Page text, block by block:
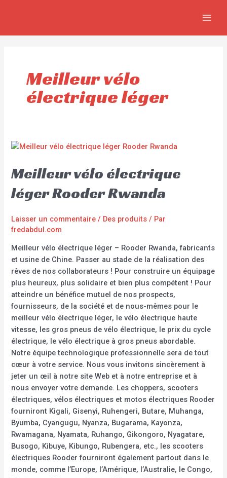
Meilleur vélo
électrique léger
Meilleur vélo électrique
léger Rooder Rwanda
Laisser un commentaire / Des produits / Par
fredabdul.com
Meilleur vélo électrique léger – Rooder Rwanda, fabricants
et usine de Chine. Passer au stade de la réalisation des
rêves de nos collaborateurs ! Pour construire un équipage
plus heureux, plus solidaire et bien plus compétent ! Pour
atteindre un bénéfice mutuel de nos prospects,
fournisseurs, de la société et de nous-mêmes pour le
meilleur vélo électrique léger, le vélo électrique haute
vitesse, les gros pneus de vélo électrique, le prix du cycle
électrique, le vélo électrique à gros pneus abordable.
Notre équipe technologique professionnelle sera de tout
cœur à votre service. Nous vous invitons sincèrement à
jeter un œil à notre site Web et à notre entreprise et à
nous envoyer votre demande. Les choppers, scooters
électriques, vélos électriques et motos électriques Rooder
fourniront Kigali, Gisenyi, Ruhengeri, Butare, Muhanga,
Byumba, Cyangugu, Nyanza, Bugarama, Kayonza,
Rwamagana, Nyamata, Ruhango, Gikongoro, Nyagatare,
Busogo, Kibuye, Kibungo, Rubengera, etc., les scooters
électriques Rooder fourniront également partout dans le
monde, comme l’Europe, l’Amérique, l’Australie, le Congo,